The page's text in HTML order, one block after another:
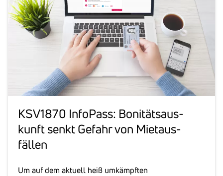
KSV1870 Info­Pass: Boni­täts­aus­
kunft senkt Gefahr von Miet­aus­
fällen
Um auf dem aktuell heiß umkämpften